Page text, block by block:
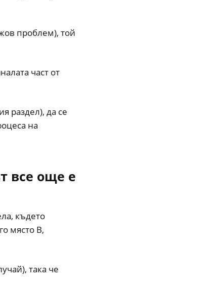
проблем), той
част от
раздел), да се
на
все още е
където
място В,
така че